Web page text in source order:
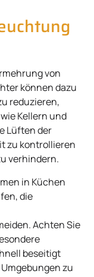
von
können dazu
reduzieren,
Kellern und
Lüften der
zu kontrollieren
verhindern.
in Küchen
die
Achten Sie
beseitigt
zu